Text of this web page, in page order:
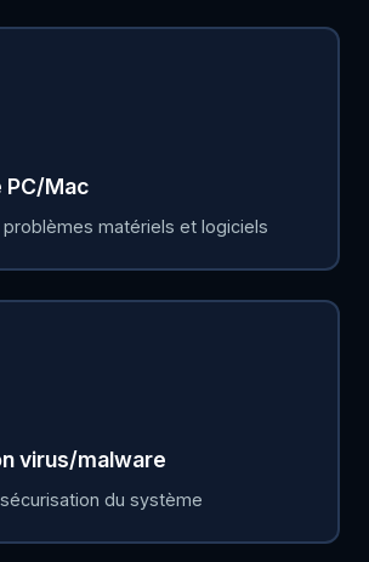
PC/Mac
matériels et logiciels
virus/malware
du système